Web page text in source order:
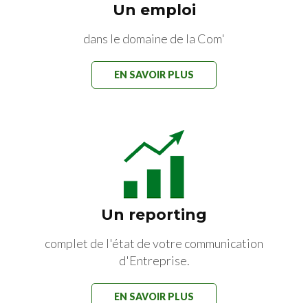
Un emploi
dans le domaine de la Com'
EN SAVOIR PLUS
Un reporting
complet de l'état de votre communication
d'Entreprise.
EN SAVOIR PLUS